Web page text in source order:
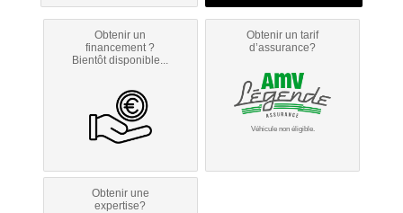
Obtenir un
financement ?
Bientôt disponible...
Obtenir un tarif
d’assurance?
Véhicule non éligible.
Obtenir une
expertise?